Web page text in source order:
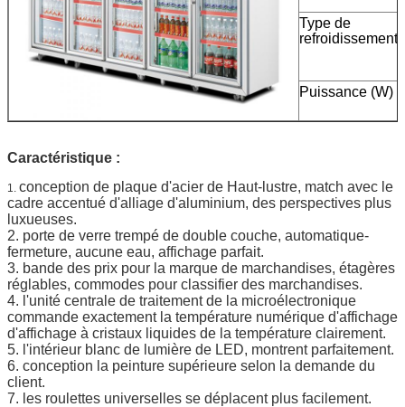
Type de
refroidissement
Puissance (W)
Caractéristique :
1. conception de plaque d'acier de Haut-lustre, match avec le
cadre accentué d'alliage d'aluminium, des perspectives plus
luxueuses.
2. porte de verre trempé de double couche, automatique-
fermeture, aucune eau, affichage parfait.
3. bande des prix pour la marque de marchandises, étagères
réglables, commodes pour classifier des marchandises.
4. l'unité centrale de traitement de la microélectronique
commande exactement la température numérique d'affichage
d'affichage à cristaux liquides de la température clairement.
5. l'intérieur blanc de lumière de LED, montrent parfaitement.
6. conception la peinture supérieure selon la demande du
client.
7. les roulettes universelles se déplacent plus facilement.